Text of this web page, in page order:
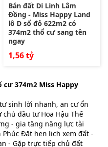
Bán đất Di Linh Lâm
Đồng - Miss Happy Land
lô D sổ đỏ 622m2 có
374m2 thổ cư sang tên
ngay
1,56 tỷ
cư 374m2 Miss Happy
sinh lời nhanh, an cư ổn
đầu tư Hoa Hậu Thế
- gia tăng năng lực tài
Đặt hẹn lịch xem đất -
- Gặp trực tiếp chủ đất